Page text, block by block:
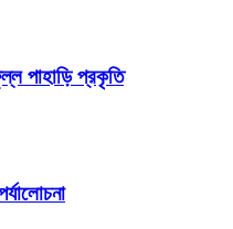
পাহাড়ি প্রকৃতি